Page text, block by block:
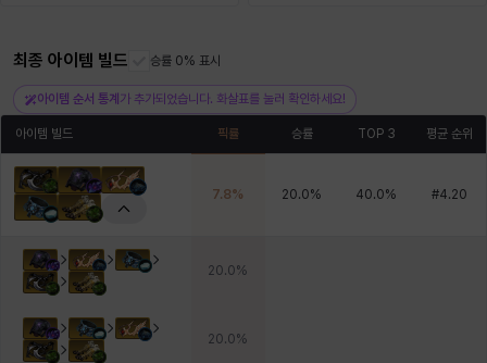
헤이즈 헨리 현우
최종 아이템 빌드 승률 0% 표시
아이템 순서 통계 가 추가되었습니다. 화살표를 눌러 확인하세요!
아이템 빌드 픽률 승률 TOP 3 평균 순위
7.8% 20.0% 40.0% #4.20
20.0%
20.0%